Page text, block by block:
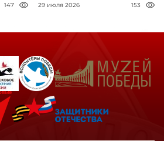
147 29 июля 2026 153